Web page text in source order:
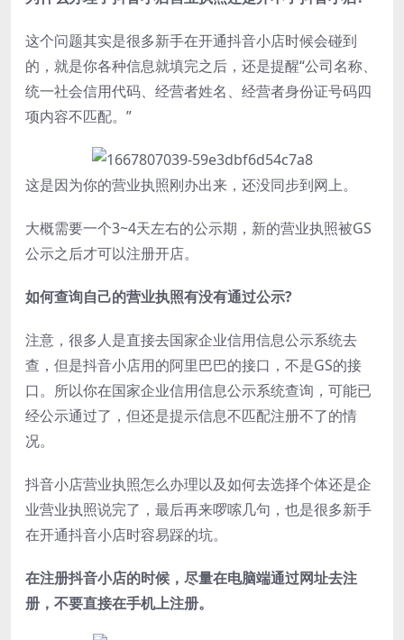
这个问题其实是很多新手在开通抖音小店时候会碰到
的，就是你各种信息就填完之后，还是提醒“公司名称、
统一社会信用代码、经营者姓名、经营者身份证号码四
项内容不匹配。”
这是因为你的营业执照刚办出来，还没同步到网上。
大概需要一个3~4天左右的公示期，新的营业执照被GS
公示之后才可以注册开店。
如何查询自己的营业执照有没有通过公示?
注意，很多人是直接去国家企业信用信息公示系统去
查，但是抖音小店用的阿里巴巴的接口，不是GS的接
口。所以你在国家企业信用信息公示系统查询，可能已
经公示通过了，但还是提示信息不匹配注册不了的情
况。
抖音小店营业执照怎么办理以及如何去选择个体还是企
业营业执照说完了，最后再来啰嗦几句，也是很多新手
在开通抖音小店时容易踩的坑。
在注册抖音小店的时候，尽量在电脑端通过网址去注
册，不要直接在手机上注册。